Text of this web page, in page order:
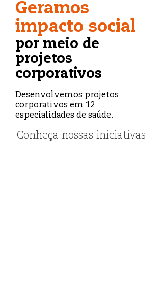
Geramos
impacto social
por meio de
projetos
corporativos
Desenvolvemos projetos
corporativos em 12
especialidades de saúde.
Conheça nossas iniciativas